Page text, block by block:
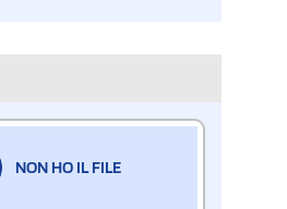
NON HO IL FILE